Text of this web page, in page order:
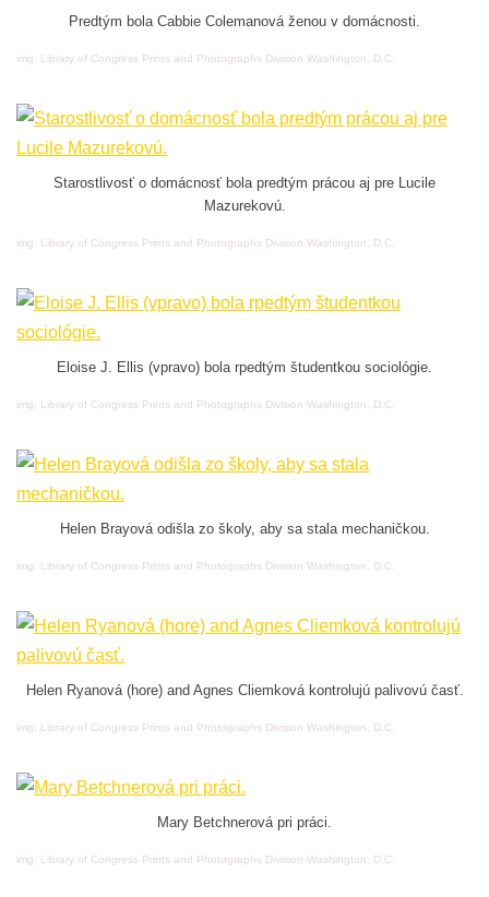
Predtým bola Cabbie Colemanová ženou v domácnosti.
img: Library of Congress Prints and Photographs Division Washington, D.C.
Starostlivosť o domácnosť bola predtým prácou aj pre Lucile
Mazurekovú.
img: Library of Congress Prints and Photographs Division Washington, D.C.
Eloise J. Ellis (vpravo) bola rpedtým študentkou sociológie.
img: Library of Congress Prints and Photographs Division Washington, D.C.
Helen Brayová odišla zo školy, aby sa stala mechaničkou.
img: Library of Congress Prints and Photographs Division Washington, D.C.
Helen Ryanová (hore) and Agnes Cliemková kontrolujú palivovú časť.
img: Library of Congress Prints and Photographs Division Washington, D.C.
Mary Betchnerová pri práci.
img: Library of Congress Prints and Photographs Division Washington, D.C.